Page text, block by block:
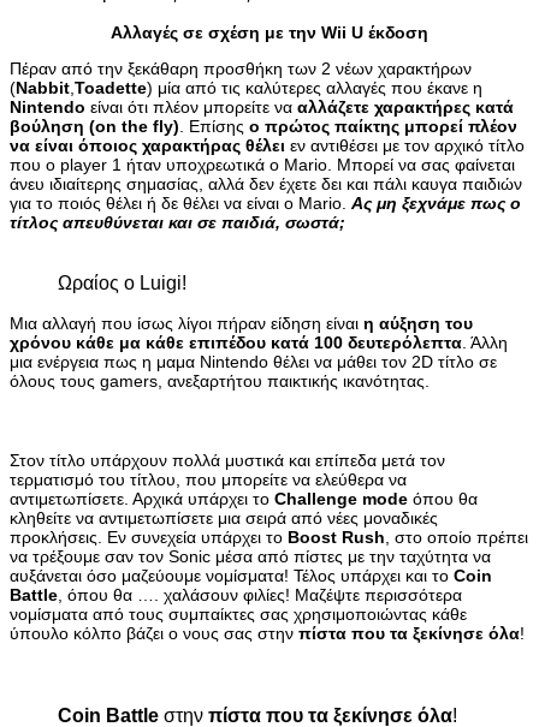
Αλλαγές σε σχέση με την Wii U έκδοση
Πέραν από την ξεκάθαρη προσθήκη των 2 νέων χαρακτήρων
(Nabbit Toadette) μία από τις καλύτερες αλλαγές που έκανε η
Nintendo είναι ότι πλέον μπορείτε να αλλάζετε χαρακτήρες κατά
βούληση (on the fly) . Επίσης ο πρώτος παίκτης μπορεί πλέον
να είναι όποιος χαρακτήρας θέλει εν αντιθέσει με τον αρχικό τίτλο
που ο player 1 ήταν υποχρεωτικά ο Mario. Μπορεί να σας φαίνεται
άνευ ιδιαίτερης σημασίας, αλλά δεν έχετε δει και πάλι καυγα παιδιών
για το ποιός θέλει ή δε θέλει να είναι ο Mario. Ας μη ξεχνάμε πως ο
τίτλος απευθύνεται και σε παιδιά, σωστά;
Ωραίος ο Luigi!
Μια αλλαγή που ίσως λίγοι πήραν είδηση είναι η αύξηση του
χρόνου κάθε μα κάθε επιπέδου κατά 100 δευτερόλεπτα . Άλλη
μια ενέργεια πως η μαμα Nintendo θέλει να μάθει τον 2D τίτλο σε
όλους τους gamers, ανεξαρτήτου παικτικής ικανότητας.
Στον τίτλο υπάρχουν πολλά μυστικά και επίπεδα μετά τον
τερματισμό του τίτλου, που μπορείτε να ελεύθερα να
αντιμετωπίσετε. Αρχικά υπάρχει το Challenge mode όπου θα
κληθείτε να αντιμετωπίσετε μια σειρά από νέες μοναδικές
προκλήσεις. Εν συνεχεία υπάρχει το Boost Rush , στο οποίο πρέπει
να τρέξουμε σαν τον Sonic μέσα από πίστες με την ταχύτητα να
αυξάνεται όσο μαζεύουμε νομίσματα! Τέλος υπάρχει και το Coin
Battle , όπου θα …. χαλάσουν φιλίες! Μαζέψτε περισσότερα
νομίσματα από τους συμπαίκτες σας χρησιμοποιώντας κάθε
ύπουλο κόλπο βάζει ο νους σας στην πίστα που τα ξεκίνησε όλα!
Coin Battle στην πίστα που τα ξεκίνησε όλα!